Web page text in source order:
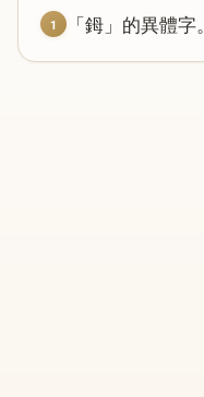
1 「鉧」的異體字。